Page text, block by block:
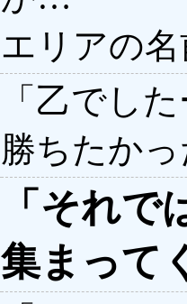
エリアの
「乙でし
勝ちたか
「それ
集まって